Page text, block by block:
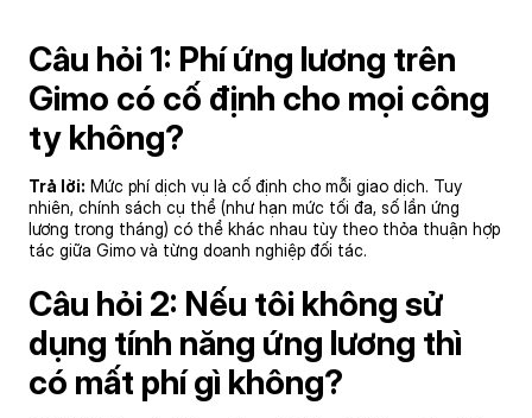
Câu hỏi 1: Phí ứng lương trên
Gimo có cố định cho mọi công
ty không?
Trả lời: Mức phí dịch vụ là cố định cho mỗi giao dịch. Tuy
nhiên, chính sách cụ thể (như hạn mức tối đa, số lần ứng
lương trong tháng) có thể khác nhau tùy theo thỏa thuận hợp
tác giữa Gimo và từng doanh nghiệp đối tác.
Câu hỏi 2: Nếu tôi không sử
dụng tính năng ứng lương thì
có mất phí gì không?